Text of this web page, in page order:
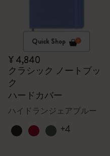
Quick Shop
¥ 4,840
クラシック ノートブッ
ク
ハードカバー
ハイドランジェアブルー
+4